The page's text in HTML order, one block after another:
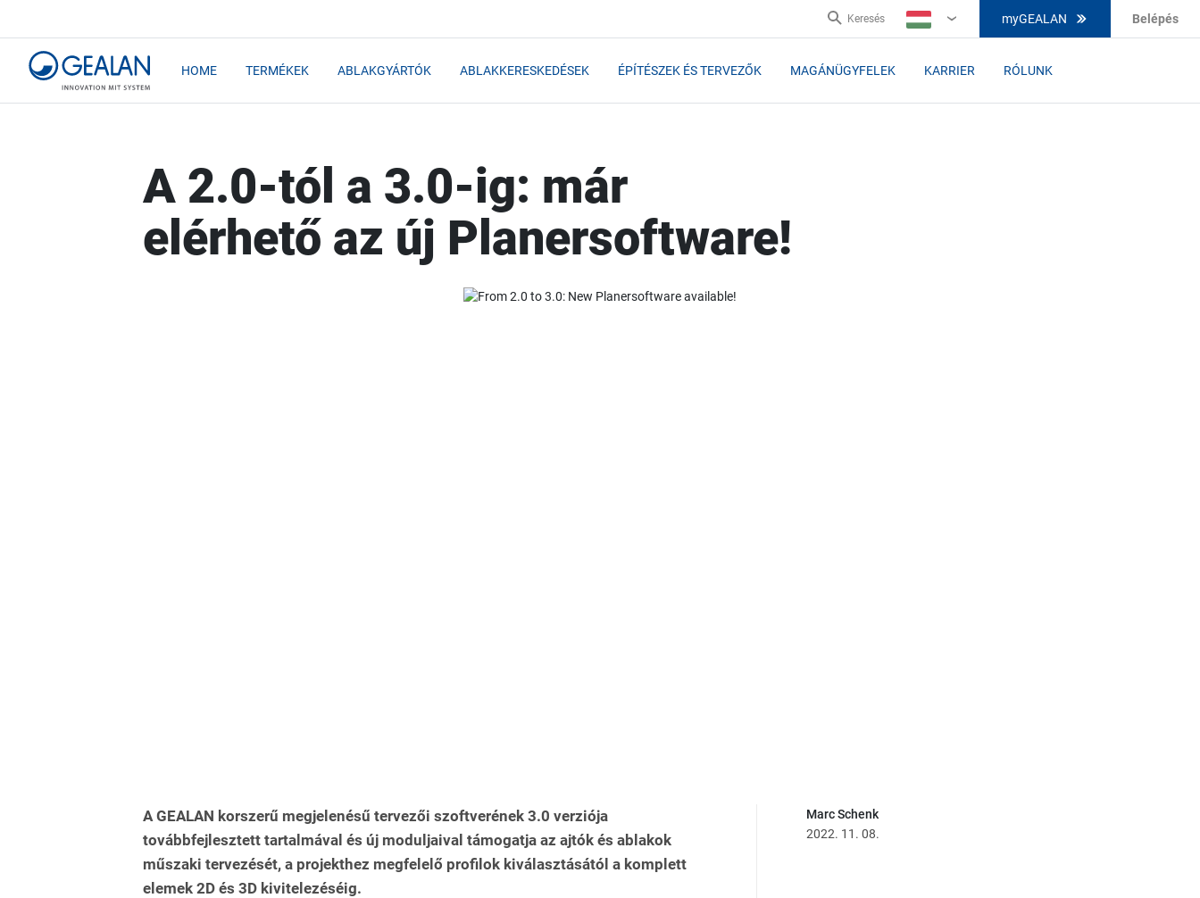
Keresés
HU
myGEALAN Belépés
HOME TERMÉKEK ABLAKGYÁRTÓK ABLAKKERESKEDÉSEK ÉPÍTÉSZEK ÉS TERVEZŐK MAGÁNÜGYFELEK KARRIER RÓLUNK
A 2.0-tól a 3.0-ig: már
elérhető az új Planersoftware!
A GEALAN korszerű megjelenésű tervezői szoftverének 3.0 verziója
továbbfejlesztett tartalmával és új moduljaival támogatja az ajtók és ablakok
műszaki tervezését, a projekthez megfelelő profilok kiválasztásától a komplett
elemek 2D és 3D kivitelezéséig.
Marc Schenk
2022. 11. 08.